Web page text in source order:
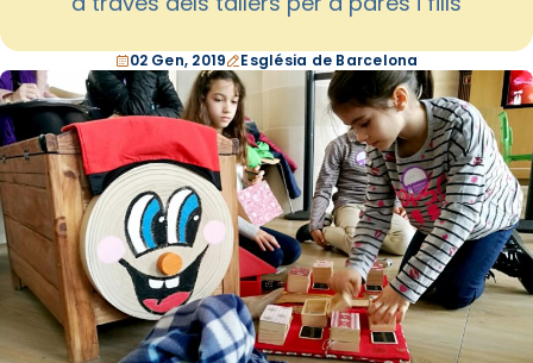
02 Gen, 2019 Església de Barcelona